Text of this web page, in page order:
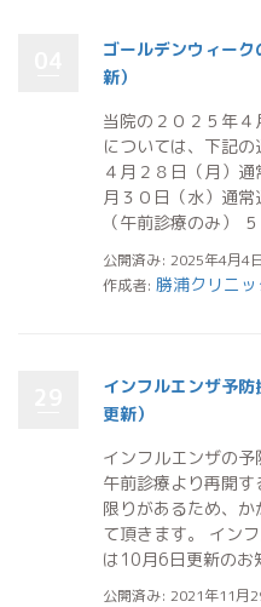
ゴールデンウィー
新）
当院の２０２５年
については、下記
４月２８日（月）
月３０日（水）通
（午前診療のみ）
公開済み: 2025年4月4日
作成者: 勝浦クリニッ
インフルエンザ予
更新）
インフルエンザの
午前診療より再開
限りがあるため、
て頂きます。 イン
は10月6日更新の
公開済み: 2021年11月